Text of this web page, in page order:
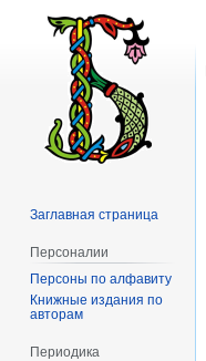
Заглавная страница
Персоналии
Персоны по алфавиту
Книжные издания по
авторам
Периодика